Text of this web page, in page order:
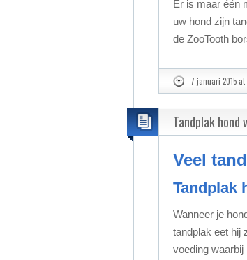
Er is maar één
uw hond zijn
de ZooTooth
7 januari 2015 at
Tandplak
Veel
Tandplak
Wanneer je
tandplak eet hij
voeding